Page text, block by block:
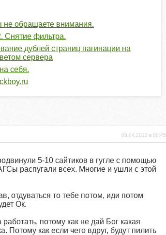
обращаете внимания.
Снятие фильтра.
дублей страниц пагинации на
сервера
себя.
08.04.2013 в 08:45
5-10 сайтиков в гугле с помощью
распугали всех. Многие и ушли с этой
отдуваться то тебе потом, иди потом
Ок.
потому как не дай Бог какая
как если чего вдруг, будут пилить